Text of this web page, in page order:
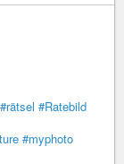
#rätsel #Ratebild
#myphoto